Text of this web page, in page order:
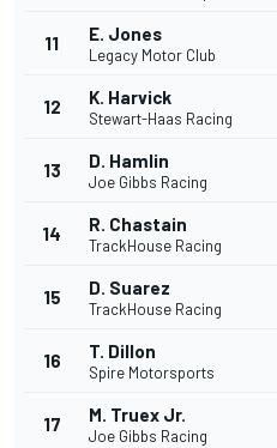
11 E. Jones
Legacy Motor Club
12 K. Harvick
Stewart-Haas Racing
13 D. Hamlin
Joe Gibbs Racing
14 R. Chastain
TrackHouse Racing
15 D. Suarez
TrackHouse Racing
16 T. Dillon
Spire Motorsports
17 M. Truex Jr.
Joe Gibbs Racing